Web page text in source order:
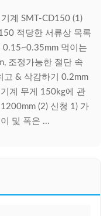
계 SMT-CD150 (1)
적당한 서류상 목록
0.15~0.35mm 먹이는
조정가능한 절단 속
고 & 삭감하기 0.2mm
계 무게 150kg에 관
(2) 신청 1) 가
및 폭은 ...